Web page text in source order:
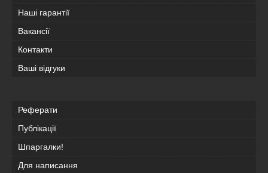
Наші гарантії
Вакансії
Контакти
Ваші відгуки
Реферати
Публікації
Шпаргалки!
Для написання